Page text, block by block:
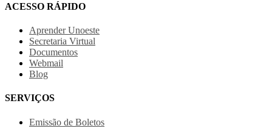
ACESSO RÁPIDO
Aprender Unoeste
Secretaria Virtual
Documentos
Webmail
Blog
SERVIÇOS
Emissão de Boletos